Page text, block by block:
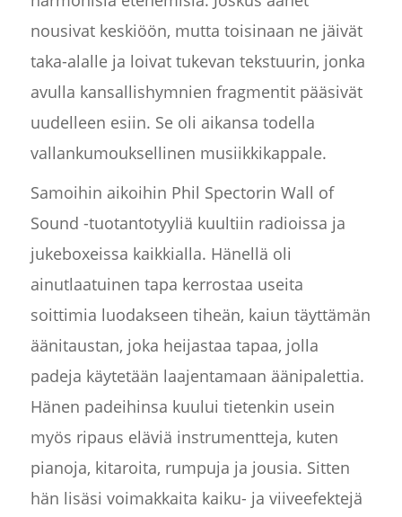
nousivat keskiöön, mutta toisinaan ne jäivät
taka-alalle ja loivat tukevan tekstuurin, jonka
avulla kansallishymnien fragmentit pääsivät
uudelleen esiin. Se oli aikansa todella
vallankumouksellinen musiikkikappale.
Samoihin aikoihin Phil Spectorin Wall of
Sound -tuotantotyyliä kuultiin radioissa ja
jukeboxeissa kaikkialla. Hänellä oli
ainutlaatuinen tapa kerrostaa useita
soittimia luodakseen tiheän, kaiun täyttämän
äänitaustan, joka heijastaa tapaa, jolla
padeja käytetään laajentamaan äänipalettia.
Hänen padeihinsa kuului tietenkin usein
myös ripaus eläviä instrumentteja, kuten
pianoja, kitaroita, rumpuja ja jousia. Sitten
hän lisäsi voimakkaita kaiku- ja viiveefektejä